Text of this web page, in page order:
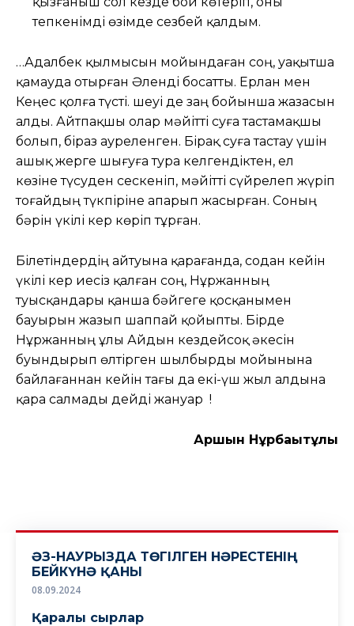
тепкенімді өзімде сезбей қалдым.
…Адалбек қылмысын мойындаған соң, уақытша
қамауда отырған Әленді босатты. Ерлан мен
Кеңес қолға түсті. Үшеуі де заң бойынша жазасын
алды. Айтпақшы олар мәйітті суға тастамақшы
болып, біраз ауреленген. Бірақ суға тастау үшін
ашық жерге шығуға тура келгендіктен, ел
көзіне түсуден сескеніп, мәйітті сүйрелеп жүріп
тоғайдың түкпіріне апарып жасырған. Соның
бәрін үкілі кер көріп тұрған.
Білетіндердің айтуына қарағанда, содан кейін
үкілі кер иесіз қалған соң, Нұржанның
туысқандары қанша бәйгеге қосқанымен
бауырын жазып шаппай қойыпты. Бірде
Нұржанның ұлы Айдын кездейсоқ әкесін
буындырып өлтірген шылбырды мойынына
байлағаннан кейін тағы да екі-үш жыл алдына
қара салмады дейді жануар !
Аршын Нұрбақытұлы
ӘЗ-НАУРЫЗДА ТӨГІЛГЕН НӘРЕСТЕНІҢ
БЕЙКҮНӘ ҚАНЫ
08.09.2024
Қаралы сырлар